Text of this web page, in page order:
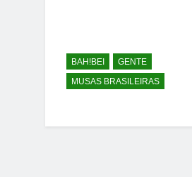
BAH!BEI
GENTE
MUSAS BRASILEIRAS